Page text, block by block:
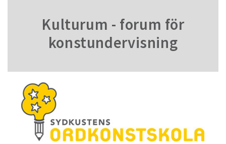
Kulturum - forum för
konstundervisning